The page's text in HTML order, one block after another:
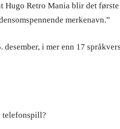
Retro Mania blir det første
merkenavn.”
desember, i mer enn 17
telefonspill?